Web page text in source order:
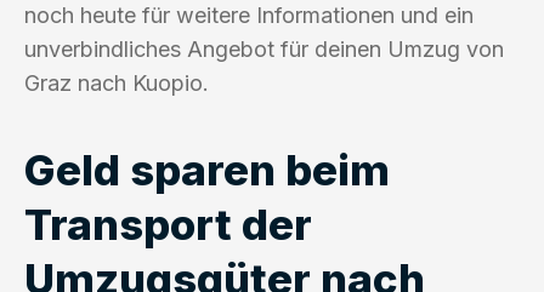
noch heute für weitere Informationen und ein
unverbindliches Angebot für deinen Umzug von
Graz nach Kuopio.
Geld sparen beim
Transport der
Umzugsgüter nach